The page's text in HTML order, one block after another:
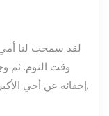
لقد سمحت لنا أمي
وقت النوم. ثم
إخفائه عن أخي الأكبر الذي لا يمكن الوثوق به فيما يتعلق بالطعام.